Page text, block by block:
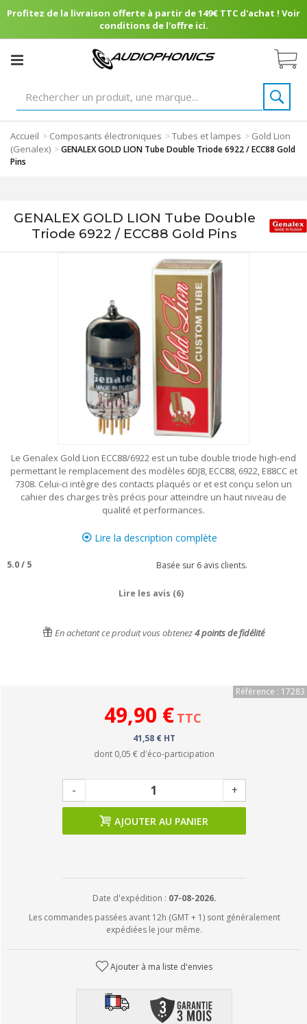
Profitez de la livraison offerte à partir de 149€ TTC d'achat ! Voir
conditions de l'offre ici.
Accueil > Composants électroniques >Tubes et lampes > Gold Lion
(Genalex) >GENALEX GOLD LION Tube Double Triode 6922 / ECC88 Gold
Pins
GENALEX GOLD LION Tube Double
Triode 6922 / ECC88 Gold Pins
Le Genalex Gold Lion ECC88/6922 est un tube double triode high-end
permettant le remplacement des modèles 6DJ8, ECC88, 6922, E88CC et
7308. Celui-ci intègre des contacts plaqués or et est conçu selon un
cahier des charges très précis pour atteindre un haut niveau de
qualité et performances.
Lire la description complète
5.0/ 5 Basée sur 6 avis clients.
Lire les avis (6)
En achetant ce produit vous obtenez4points de fidélité
Référence : 17283
49,90 € TTC
41,58 € HT
dont 0,05 € d'éco-participation
- +
AJOUTER AU PANIER
Date d'expédition : 07-08-2026.
Les commandes passées avant 12h (GMT + 1) sont généralement
expédiées le jour même.
Ajouter à ma liste d'envies